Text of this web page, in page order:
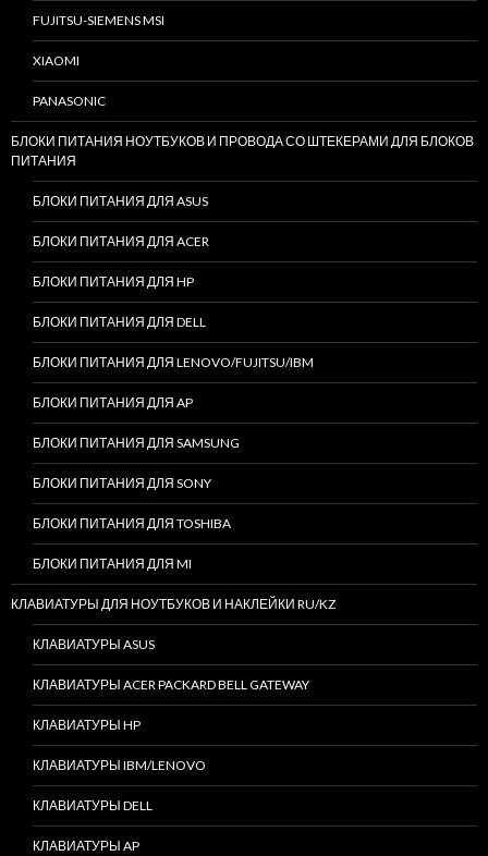
FUJITSU-SIEMENS MSI
XIAOMI
PANASONIC
БЛОКИ ПИТАНИЯ НОУТБУКОВ И ПРОВОДА СО ШТЕКЕРАМИ ДЛЯ БЛОКОВ
ПИТАНИЯ
БЛОКИ ПИТАНИЯ ДЛЯ ASUS
БЛОКИ ПИТАНИЯ ДЛЯ ACER
БЛОКИ ПИТАНИЯ ДЛЯ HP
БЛОКИ ПИТАНИЯ ДЛЯ DELL
БЛОКИ ПИТАНИЯ ДЛЯ LENOVO/FUJITSU/IBM
БЛОКИ ПИТАНИЯ ДЛЯ AP
БЛОКИ ПИТАНИЯ ДЛЯ SAMSUNG
БЛОКИ ПИТАНИЯ ДЛЯ SONY
БЛОКИ ПИТАНИЯ ДЛЯ TOSHIBA
БЛОКИ ПИТАНИЯ ДЛЯ MI
КЛАВИАТУРЫ ДЛЯ НОУТБУКОВ И НАКЛЕЙКИ RU/KZ
КЛАВИАТУРЫ ASUS
КЛАВИАТУРЫ ACER PACKARD BELL GATEWAY
КЛАВИАТУРЫ HP
КЛАВИАТУРЫ IBM/LENOVO
КЛАВИАТУРЫ DELL
КЛАВИАТУРЫ AP